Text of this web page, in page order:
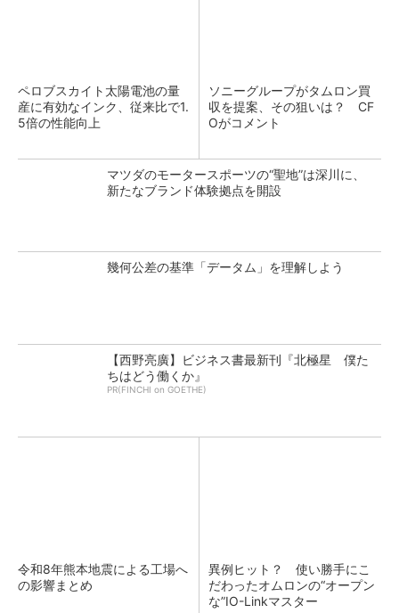
ペロブスカイト太陽電池の量
産に有効なインク、従来比で1.
5倍の性能向上
ソニーグループがタムロン買
収を提案、その狙いは？ CF
Oがコメント
マツダのモータースポーツの“聖地”は深川に、
新たなブランド体験拠点を開設
幾何公差の基準「データム」を理解しよう
【西野亮廣】ビジネス書最新刊『北極星 僕た
ちはどう働くか』
PR(FINCHI on GOETHE)
令和8年熊本地震による工場へ
の影響まとめ
異例ヒット？ 使い勝手にこ
だわったオムロンの“オープン
な”IO-Linkマスター